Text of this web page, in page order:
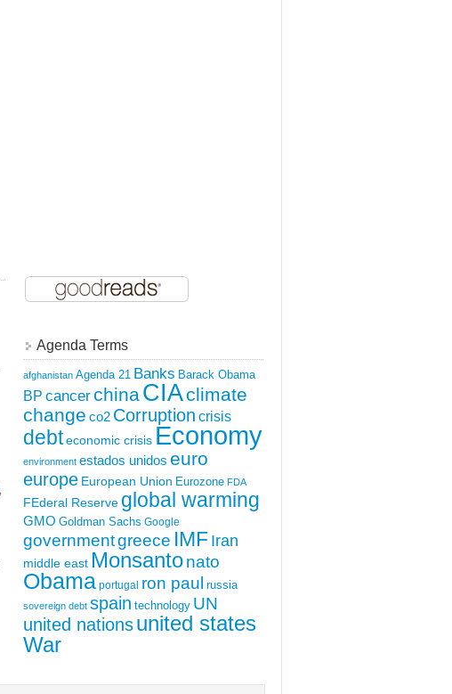
Agenda Terms
afghanistan Agenda 21 Banks Barack Obama
BP cancerchinaCIAclimate
change co2 Corruption crisis
debteconomic crisis Economy
environment estados unidos euro
europe European Union Eurozone FDA
FEderal Reserve global warming
GMO Goldman Sachs Google
governmentgreece IMF Iran
middle east Monsantonato
Obama portugal ron paul russia
sovereign debt spain technology UN
united nationsunited states
War